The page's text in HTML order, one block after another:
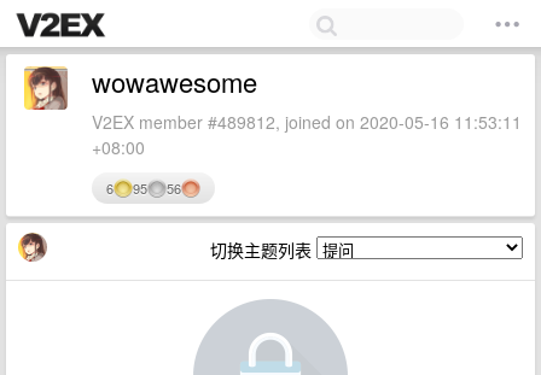
wowawesome
V2EX member #489812, joined on 2020-05-16 11:53:11
+08:00
6 95 56
切换主题列表